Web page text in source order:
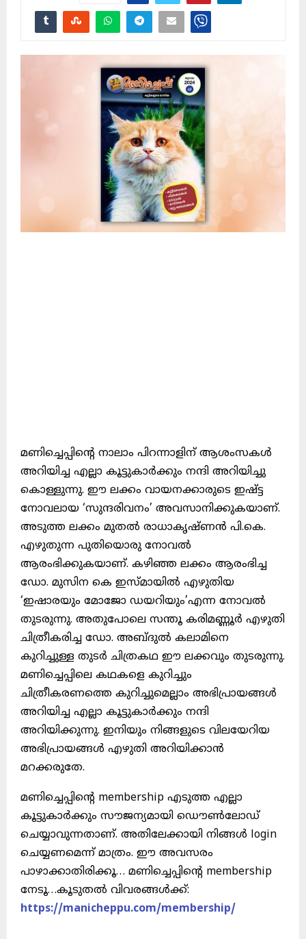
മണിച്ചെപ്പിന്റെ നാലാം പിറന്നാളിന് ആശംസകൾ
അറിയിച്ച എല്ലാ കൂട്ടുകാർക്കും നന്ദി അറിയിച്ചു
കൊള്ളുന്നു. ഈ ലക്കം വായനക്കാരുടെ ഇഷ്ട്ട
നോവലായ ‘സുന്ദരിവനം’ അവസാനിക്കുകയാണ്.
അടുത്ത ലക്കം മുതൽ രാധാകൃഷ്ണൻ പി.കെ.
എഴുതുന്ന പുതിയൊരു നോവൽ
ആരംഭിക്കുകയാണ്. കഴിഞ്ഞ ലക്കം ആരംഭിച്ച
ഡോ. മുസിന കെ ഇസ്മായിൽ എഴുതിയ
‘ഇഷാരയും മോജോ ഡയറിയും’എന്ന നോവൽ
തുടരുന്നു. അതുപോലെ സന്തൂ കരിമണ്ണൂർ എഴുതി
ചിത്രീകരിച്ച ഡോ. അബ്ദുൽ കലാമിനെ
കുറിച്ചുള്ള തുടർ ചിത്രകഥ ഈ ലക്കവും തുടരുന്നു.
മണിച്ചെപ്പിലെ കഥകളെ കുറിച്ചും
ചിത്രീകരണത്തെ കുറിച്ചുമെല്ലാം അഭിപ്രായങ്ങൾ
അറിയിച്ച എല്ലാ കൂട്ടുകാർക്കും നന്ദി
അറിയിക്കുന്നു. ഇനിയും നിങ്ങളുടെ വിലയേറിയ
അഭിപ്രായങ്ങൾ എഴുതി അറിയിക്കാൻ
മറക്കരുതേ.
മണിച്ചെപ്പിന്റെ membership എടുത്ത എല്ലാ
കൂട്ടുകാർക്കും സൗജന്യമായി ഡൌൺലോഡ്
ചെയ്യാവുന്നതാണ്. അതിലേക്കായി നിങ്ങൾ login
ചെയ്യണമെന്ന് മാത്രം. ഈ അവസരം
പാഴാക്കാതിരിക്കൂ… മണിച്ചെപ്പിന്റെ membership
നേടൂ…കൂടുതൽ വിവരങ്ങൾക്ക്:
https://manicheppu.com/membership/